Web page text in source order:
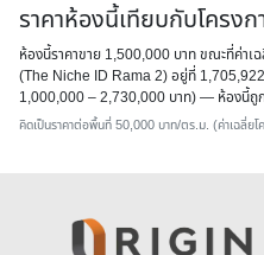
ราคาห้องนี้เทียบกับโครง
ห้องนี้ราคาขาย 1,500,000 บาท ขณะที่ค่าเ
(The Niche ID Rama 2) อยู่ที่
1,000,000 – 2,730,000 บาท) — ห้องนี้ถู
คิดเป็นราคาต่อพื้นที่ 50,000 บาท/ตร.ม. (ค่าเฉลี่ย